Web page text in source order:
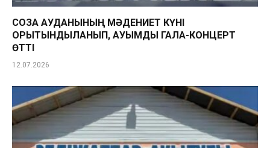
СОЗАҚ АУДАНЫНЫҢ МӘДЕНИЕТ КҮНІ
ҚОРЫТЫНДЫЛАНЫП, АУҚЫМДЫ ГАЛА-КОНЦЕРТ
ӨТТІ
12.07.2026